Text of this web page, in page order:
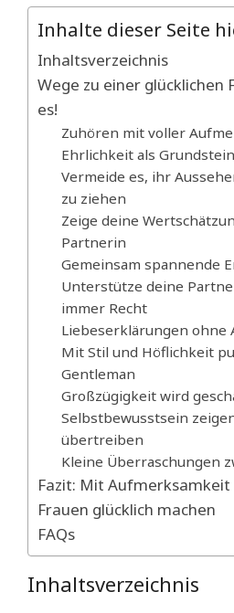
Inhalte dieser Seite
Inhaltsverzeichnis
Wege zu einer glücklichen
es!
Zuhören mit voller
Ehrlichkeit als
Vermeide es, ihr
zu ziehen
Zeige deine
Partnerin
Gemeinsam spannende
Unterstütze deine
immer Recht
Liebeserklärungen ohne
Mit Stil und Höflichkeit
Gentleman
Großzügigkeit wird
Selbstbewusstsein
übertreiben
Kleine Überraschungen
Fazit: Mit
Frauen glücklich machen
FAQs
Inhaltsverzeichnis